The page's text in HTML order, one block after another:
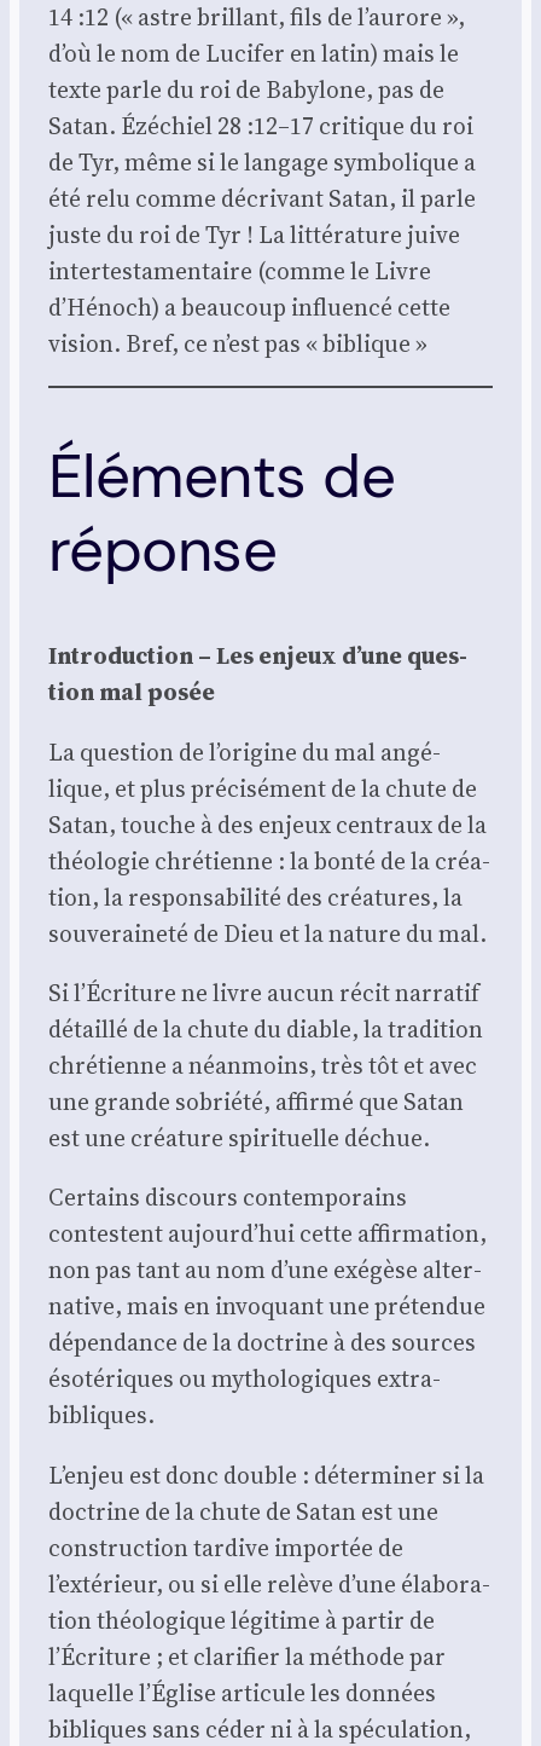
14 :12 (« astre brillant, fils de l’aurore »,
d’où le nom de Luci­fer en latin) mais le
texte parle du roi de Baby­lone, pas de
Satan. Ézé­chiel 28 :12–17 cri­tique du roi
de Tyr, même si le lan­gage sym­bo­lique a
été relu comme décri­vant Satan, il parle
juste du roi de Tyr ! La lit­té­ra­ture juive
inter­tes­ta­men­taire (comme le Livre
d’Hénoch) a beau­coup influen­cé cette
vision. Bref, ce n’est pas « biblique »
Éléments de
réponse
Intro­duc­tion – Les enjeux d’une ques­
tion mal posée
La ques­tion de l’origine du mal angé­
lique, et plus pré­ci­sé­ment de la chute de
Satan, touche à des enjeux cen­traux de la
théo­lo­gie chré­tienne : la bon­té de la créa­
tion, la res­pon­sa­bi­li­té des créa­tures, la
sou­ve­rai­ne­té de Dieu et la nature du mal.
Si l’Écriture ne livre aucun récit nar­ra­tif
détaillé de la chute du diable, la tra­di­tion
chré­tienne a néan­moins, très tôt et avec
une grande sobrié­té, affir­mé que Satan
est une créa­ture spi­ri­tuelle déchue.
Cer­tains dis­cours contem­po­rains
contestent aujourd’hui cette affir­ma­tion,
non pas tant au nom d’une exé­gèse alter­
na­tive, mais en invo­quant une pré­ten­due
dépen­dance de la doc­trine à des sources
éso­té­riques ou mytho­lo­giques extra-
bibliques.
L’enjeu est donc double : déter­mi­ner si la
doc­trine de la chute de Satan est une
construc­tion tar­dive impor­tée de
l’extérieur, ou si elle relève d’une éla­bo­ra­
tion théo­lo­gique légi­time à par­tir de
l’Écriture ; et cla­ri­fier la méthode par
laquelle l’Église arti­cule les don­nées
bibliques sans céder ni à la spé­cu­la­tion,